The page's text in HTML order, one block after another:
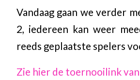
Vandaag gaan we verder
2, iedereen kan weer
reeds geplaatste spelers
Zie hier de toernooilink van